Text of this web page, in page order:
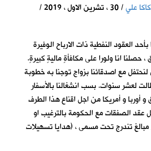
علي
/ 30 ، تشرين الاول ، 2019 /
العقود النفطية ذات الارباح الوفيرة
حصلنا انا ولورا على مكافأةٍ ماليةٍ كبيرةٍ.
مع اصدقائنا بزواج توجنا به خطوبة
لعشر سنوات. بسب انشغالنا بالأسفار
أوربا و أمريكا من اجل اقناع هذا الطرف
عقد الصفقات مع الحكومة بالترغيب او
مبالغ تندرج تحت مسمى ، (هدايا تسهيلات